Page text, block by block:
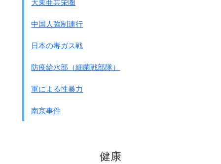
Ⅴ 自国が所有しもしくは占有する
管理の下にある場所に存在する化学兵器の
第四条 化学兵器
廃棄についての比率及び順序に従い、
廃棄は、この条約が自国について
この条約が効力を生じたあと10年以内に完了する
(a) 化学兵器の廃棄のための詳細な計画を
その詳細な計画には、当該年の廃棄期間中に廃棄す
中国人強制連行
日本の毒ガス戦
防疫給水部（細菌戦部隊）
軍による性暴力
南京事件
健康